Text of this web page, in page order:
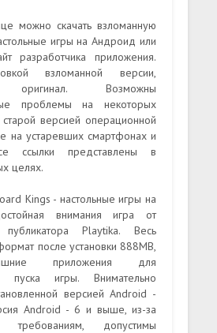
можно скачать взломанную
игры на Андроид или
разработчика приложения.
взломанной версии,
оригинал. Возможны
проблемы на некоторых
старой версией операционной
на устаревших смартфонах и
ссылки представлены в
целях.
Kings - настольные игры на
внимания игра от
публикатора Playtika. Весь
после установки 888MB,
приложения для
пуска игры. Внимательно
версией Android -
Android - 6 и выше, из-за
требованиям, допустимы